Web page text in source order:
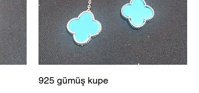
925 gümüş kupe